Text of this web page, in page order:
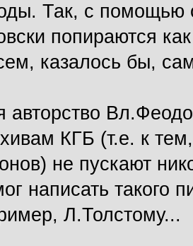
Так, с помощью
попираются
казалось бы,
авторство
КГБ (т.е. к
не пускают
написать такого
Л.Толстому...